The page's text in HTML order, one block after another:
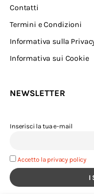
Contatti
Termini e Condizioni
Informativa sulla
Informativa sui Cookie
NEWSLETTER
Inserisci la tua e-mail
Accetto la privacy policy